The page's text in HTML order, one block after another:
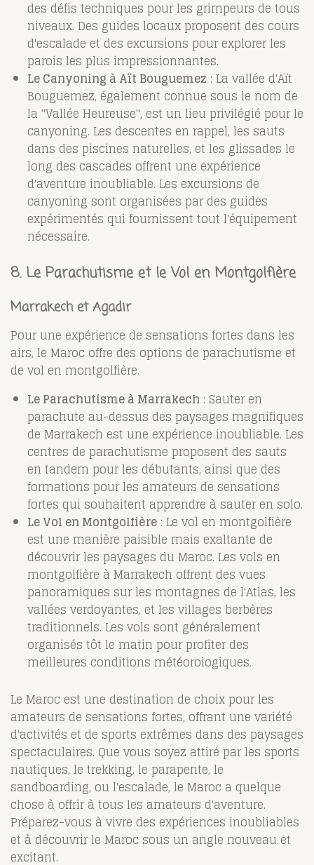
des défis techniques pour les grimpeurs de tous
niveaux. Des guides locaux proposent des cours
d'escalade et des excursions pour explorer les
parois les plus impressionnantes.
Le Canyoning à Aït Bouguemez : La vallée d'Aït
Bouguemez, également connue sous le nom de
la "Vallée Heureuse", est un lieu privilégié pour le
canyoning. Les descentes en rappel, les sauts
dans des piscines naturelles, et les glissades le
long des cascades offrent une expérience
d'aventure inoubliable. Les excursions de
canyoning sont organisées par des guides
expérimentés qui fournissent tout l'équipement
nécessaire.
8. Le Parachutisme et le Vol en Montgolfière
Marrakech et Agadir
Pour une expérience de sensations fortes dans les
airs, le Maroc offre des options de parachutisme et
de vol en montgolfière.
Le Parachutisme à Marrakech : Sauter en
parachute au-dessus des paysages magnifiques
de Marrakech est une expérience inoubliable. Les
centres de parachutisme proposent des sauts
en tandem pour les débutants, ainsi que des
formations pour les amateurs de sensations
fortes qui souhaitent apprendre à sauter en solo.
Le Vol en Montgolfière : Le vol en montgolfière
est une manière paisible mais exaltante de
découvrir les paysages du Maroc. Les vols en
montgolfière à Marrakech offrent des vues
panoramiques sur les montagnes de l'Atlas, les
vallées verdoyantes, et les villages berbères
traditionnels. Les vols sont généralement
organisés tôt le matin pour profiter des
meilleures conditions météorologiques.
Le Maroc est une destination de choix pour les
amateurs de sensations fortes, offrant une variété
d'activités et de sports extrêmes dans des paysages
spectaculaires. Que vous soyez attiré par les sports
nautiques, le trekking, le parapente, le
sandboarding, ou l'escalade, le Maroc a quelque
chose à offrir à tous les amateurs d'aventure.
Préparez-vous à vivre des expériences inoubliables
et à découvrir le Maroc sous un angle nouveau et
excitant.